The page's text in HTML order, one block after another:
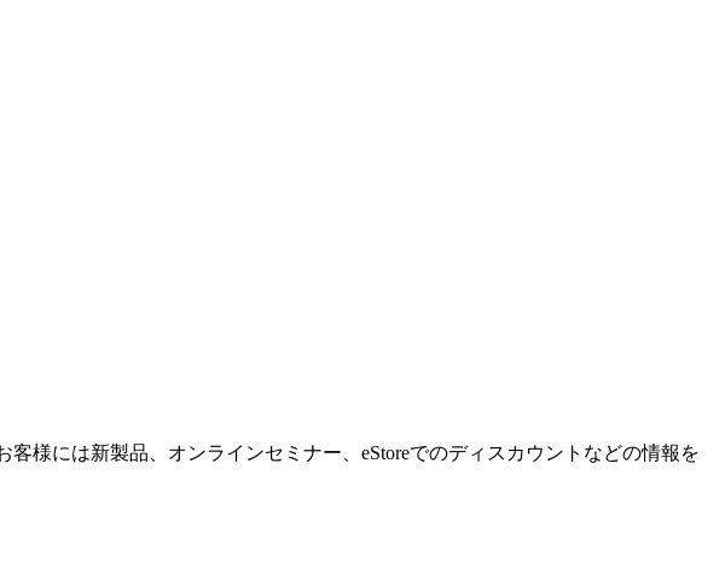
様には新製品、オンラインセミナー、eStoreでのディスカウントなどの情報を